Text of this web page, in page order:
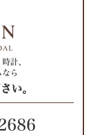
計、
なら
い。